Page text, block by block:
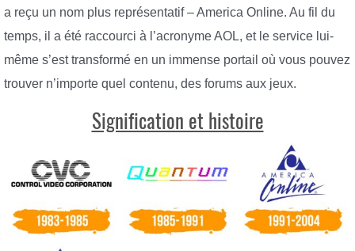
a reçu un nom plus représentatif – America Online. Au fil du
temps, il a été raccourci à l’acronyme AOL, et le service lui-
même s’est transformé en un immense portail où vous pouvez
trouver n’importe quel contenu, des forums aux jeux.
Signification et histoire